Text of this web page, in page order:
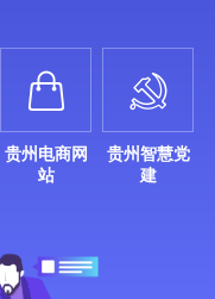

贵州电商网
站

贵州智慧党
建